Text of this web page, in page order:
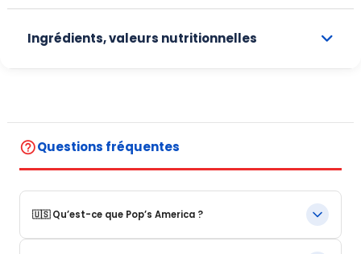
Ingrédients, valeurs nutritionnelles
help_outlineQuestions fréquentes
🇺🇸 Qu’est-ce que Pop’s America ?